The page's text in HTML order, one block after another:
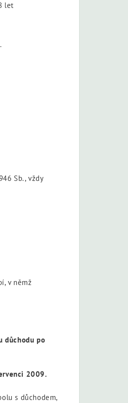
let
Sb., vždy
v němž
důchodu po
2009.
s důchodem,